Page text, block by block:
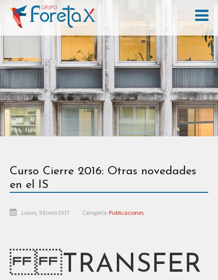
Curso Cierre 2016: Otras novedades
en el IS
Lunes, 9 Enero 2017 Categoría: Publicaciones
TRANSFER